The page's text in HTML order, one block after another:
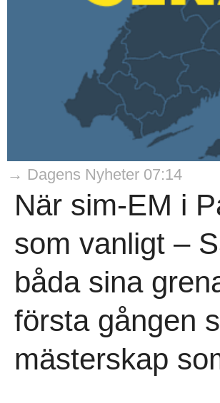
→ Dagens Nyheter 07:14
När sim-EM i
som vanligt –
båda sina
första gången
mästerskap